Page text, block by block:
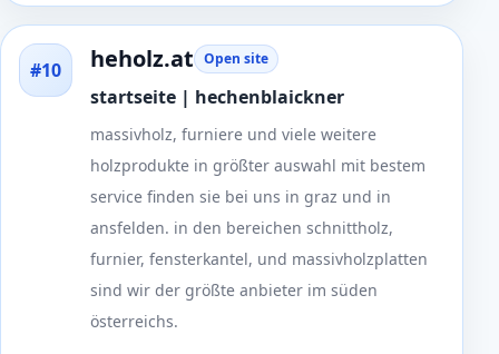
#10 heholz.at Open site
startseite | hechenblaickner
massivholz, furniere und viele weitere
holzprodukte in größter auswahl mit bestem
service finden sie bei uns in graz und in
ansfelden. in den bereichen schnittholz,
furnier, fensterkantel, und massivholzplatten
sind wir der größte anbieter im süden
österreichs.